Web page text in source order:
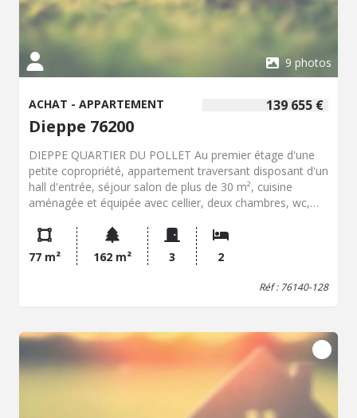
9 photos
139 655 €
ACHAT - APPARTEMENT
Dieppe 76200
DIEPPE QUARTIER DU POLLET Au premier étage d'une
petite copropriété, appartement traversant disposant d'un
hall d'entrée, séjour salon de plus de 30 m², cuisine
aménagée et équipée avec cellier, deux chambres, wc,
volets roulants. Bien vendu soumis au statut de la
copropriété La copropriété comprend 07 lots, partie de
bâtiment comportant obligatoirement une partie privative
et une quote-part de parties communes dans l'immeuble
sont disponibles sur le site Géorisques : www. georisques.
gouv. fr Consultez nos tarifs : https://office-charlet-
barachin-dieppe.notaires.fr/l-office-Maitre-Ludivine-
CHARLET-BARACHIN.html#tarifs
77 m² 162 m² 3 2
Réf : 76140-128